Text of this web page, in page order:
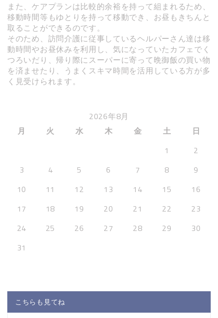
また、ケアプランは比較的余裕を持って組まれるため、
移動時間等もゆとりを持って移動でき、お昼もきちんと
取ることができるのです。
そのため、訪問介護に従事しているヘルパーさん達は移
動時間やお昼休みを利用し、気になっていたカフェでく
つろいだり、帰り際にスーパーに寄って晩御飯の買い物
を済ませたり、うまくスキマ時間を活用している方が多
く見受けられます。
2026年8月
月
火 水 木 金 土
日
1
2
3
4 5 6 7 8
9
10
11 12 13 14 15
16
17
18 19 20 21 22
23
24
25 26 27 28 29
30
31
こちらも見てね